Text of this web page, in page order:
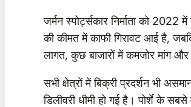
जर्मन स्पोर्ट्सकार निर्माता को
की कीमत में काफी गिरावट आई है,
लागत, कुछ बाजारों में कमजोर मांग
सभी क्षेत्रों में बिक्री प्रदर्शन भी
डिलीवरी धीमी हो गई है। पोर्शे के